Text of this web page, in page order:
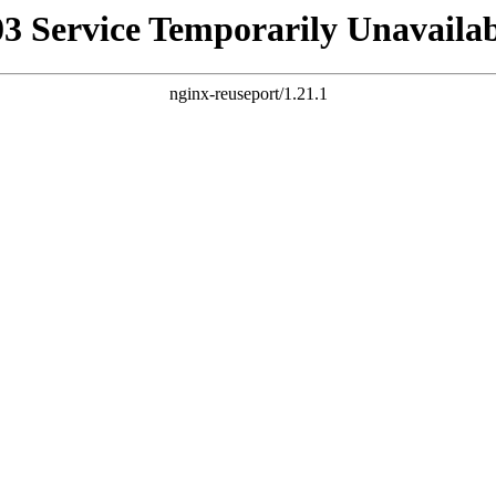
Service Temporarily
nginx-reuseport/1.21.1